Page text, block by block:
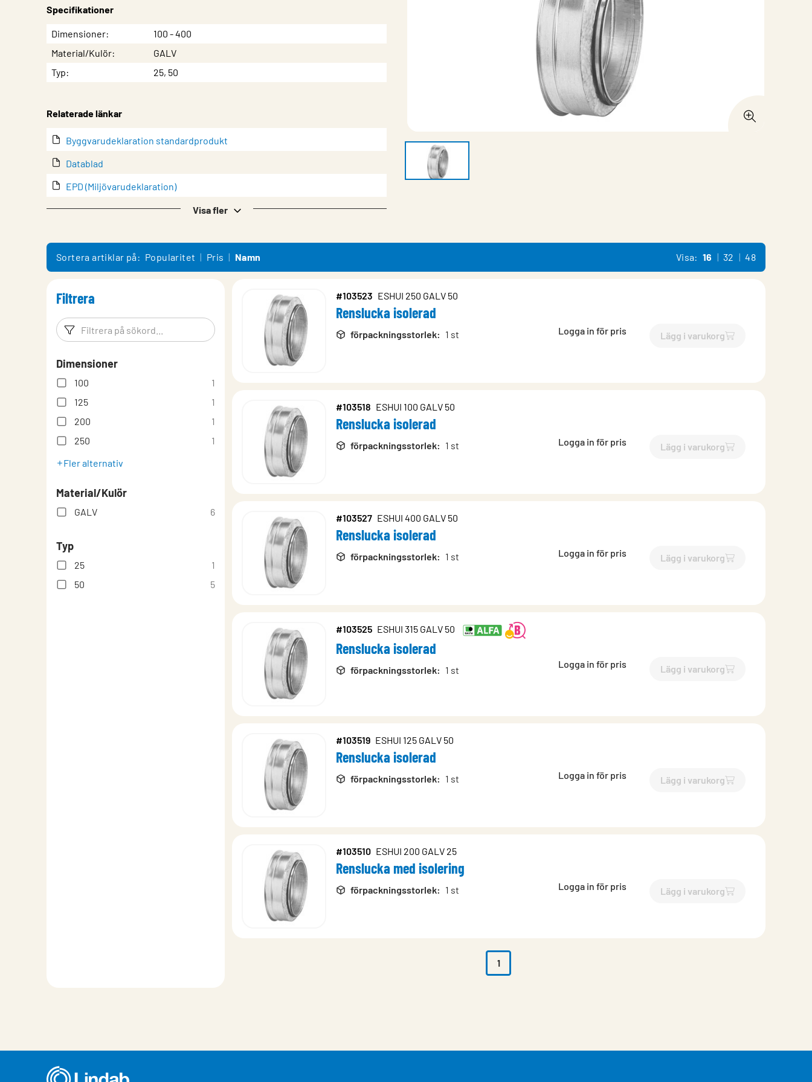
Specifikationer
EgenskapVärde
Dimensioner
100 - 400
Material/Kulör
GALV
Typ
25, 50
Relaterade länkar
Byggvarudeklaration standardprodukt
Datablad
EPD (Miljövarudeklaration)
EPD-värden för galvaniserat stål (filtyp: .xlsx)
Montering
Visa fler
Sortera artiklar på: Popularitet Pris Namn Visa: 16 32 48
Filtrera
Filtreringsord Filtrera produkter
Dimensioner
100
1
125
1
200
1
250
1
Fler alternativ
Material/Kulör
GALV 6
Typ
25
1
50
5
#103523 ESHUI 250 GALV 50
Renslucka isolerad
förpackningsstorlek: 1 st Logga in för pris Lägg i varukorg
`$Lägg till
#103518 ESHUI 100 GALV 50
Renslucka isolerad
förpackningsstorlek: 1 st Logga in för pris Lägg i varukorg
`$Lägg till
#103527 ESHUI 400 GALV 50
Renslucka isolerad
förpackningsstorlek: 1 st Logga in för pris Lägg i varukorg
`$Lägg till
#103525 ESHUI 315 GALV 50
Renslucka isolerad
förpackningsstorlek: 1 st
Logga in för pris Lägg i varukorg
`$Lägg till
#103519 ESHUI 125 GALV 50
Renslucka isolerad
förpackningsstorlek: 1 st Logga in för pris Lägg i varukorg
`$Lägg till
#103510 ESHUI 200 GALV 25
Renslucka med isolering
förpackningsstorlek: 1 st Logga in för pris Lägg i varukorg
`$Lägg till
1